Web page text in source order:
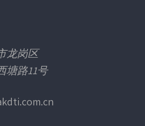
龙岗区
塘路11号